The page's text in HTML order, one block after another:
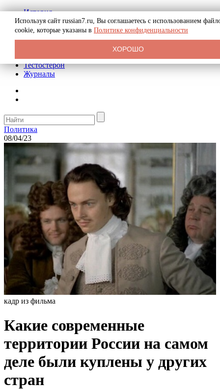
История
Биография
Криминал
Реклама на сайте
Тестостерон
Журналы
Политика
08/04/23
кадр из фильма
Какие современные
территории России на самом
деле были куплены у других
стран
Используя сайт russian7.ru, Вы соглашаетесь с использованием
cookie, которые указаны в Политике конфиденциальности
ХОРОШО